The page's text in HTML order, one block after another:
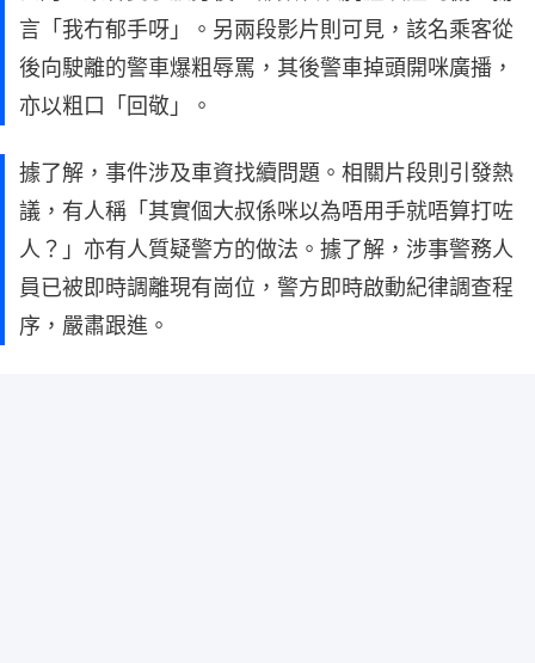
言「我冇郁手呀」。另兩段影片則可見，該名乘客從
後向駛離的警車爆粗辱罵，其後警車掉頭開咪廣播，
亦以粗口「回敬」。
據了解，事件涉及車資找續問題。相關片段則引發熱
議，有人稱「其實個大叔係咪以為唔用手就唔算打咗
人？」亦有人質疑警方的做法。據了解，涉事警務人
員已被即時調離現有崗位，警方即時啟動紀律調查程
序，嚴肅跟進。